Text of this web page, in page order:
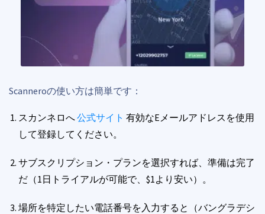
Scanneroの使い方は簡単です：
スカンネロへ公式サイト 有効なEメールアドレスを使用
して登録してください。
サブスクリプション・プランを選択すれば、準備は完了
だ（1日トライアルが可能で、$1より安い）。
場所を特定したい電話番号を入力すると（バングラデシ